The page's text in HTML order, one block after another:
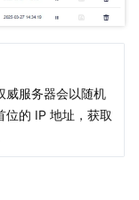
威服务器会以随机
位的 IP 地址，获取